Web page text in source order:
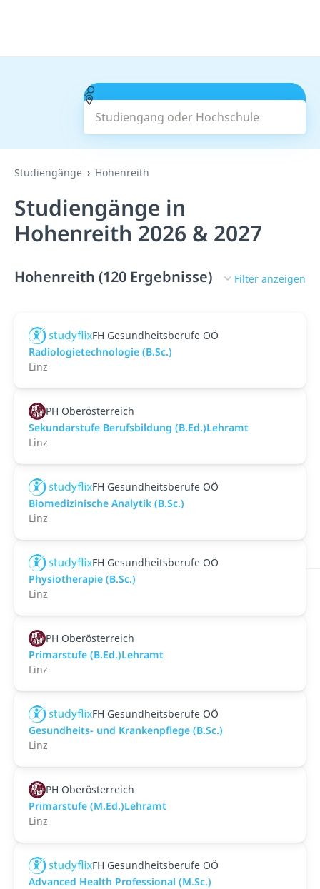
Studiengang oder Hochschule
Suchen
Studiengänge Hohenreith
Studiengänge in
Hohenreith 2026 & 2027
Hohenreith (120 Ergebnisse) Filter anzeigen
FH Gesundheitsberufe OÖ
Radiologietechnologie (B.Sc.)
Linz
PH Oberösterreich
Sekundarstufe Berufsbildung (B.Ed.)Lehramt
Linz
FH Gesundheitsberufe OÖ
Biomedizinische Analytik (B.Sc.)
Linz
FH Gesundheitsberufe OÖ
Physiotherapie (B.Sc.)
Linz
PH Oberösterreich
Primarstufe (B.Ed.)Lehramt
Linz
FH Gesundheitsberufe OÖ
Gesundheits- und Krankenpflege (B.Sc.)
Linz
PH Oberösterreich
Primarstufe (M.Ed.)Lehramt
Linz
FH Gesundheitsberufe OÖ
Advanced Health Professional (M.Sc.)